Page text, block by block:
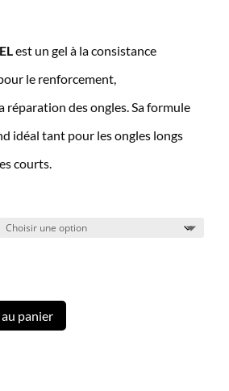
à
20,00€
est un gel à la consistance
le renforcement,
réparation des ongles. Sa formule
idéal tant pour les ongles longs
courts.
panier